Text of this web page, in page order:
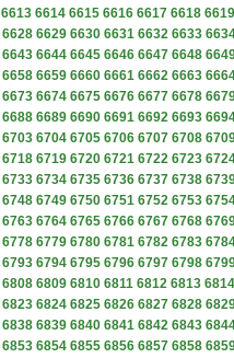
6613 6614 6615 6616 6617 6618 6619
6628 6629 6630 6631 6632 6633
6643 6644 6645 6646 6647 6648
6658 6659 6660 6661 6662 6663
6673 6674 6675 6676 6677 6678
6688 6689 6690 6691 6692 6693
6703 6704 6705 6706 6707 6708
6718 6719 6720 6721 6722 6723
6733 6734 6735 6736 6737 6738
6748 6749 6750 6751 6752 6753
6763 6764 6765 6766 6767 6768
6778 6779 6780 6781 6782 6783
6793 6794 6795 6796 6797 6798
6808 6809 6810 6811 6812 6813 6814
6823 6824 6825 6826 6827 6828
6838 6839 6840 6841 6842 6843
6853 6854 6855 6856 6857 6858